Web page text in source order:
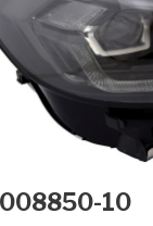
008850-10